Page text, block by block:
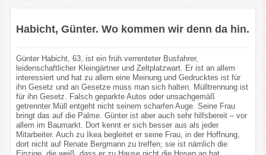
Habicht, Günter. Wo kommen wir denn da hin.
Günter Habicht, 63, ist ein früh verrenteter Busfahrer,
leidenschaftlicher Kleingärtner und Zeltplatzwart. Er ist an allem
interessiert und hat zu allem eine Meinung und Gedrucktes ist für
ihn Gesetz und an Gesetze muss man sich halten. Mülltrennung ist
für ihn Gesetz. Falsch geparkte Autos oder unsachgemäß
getrennter Müll entgeht nicht seinem scharfen Auge. Seine Frau
bringt das auf die Palme. Günter ist aber auch sehr hilfsbereit – vor
allem im Baumarkt. Dort kennt er sich besser aus als jeder
Mitarbeiter. Auch zu Ikea begleitet er seine Frau, in der Hoffnung,
dort nicht auf Renate Bergmann zu treffen; sie ist nämlich die